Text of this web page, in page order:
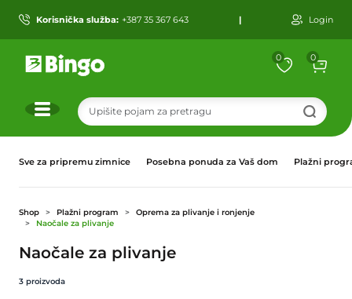
Korisnička služba: +387 35 367 643 | Login
0 0
Sve za pripremu zimnice Posebna ponuda za Vaš dom Plažni
Shop Plažni program
Oprema za plivanje i ronjenje
Naočale za plivanje
Naočale za plivanje
3 proizvoda